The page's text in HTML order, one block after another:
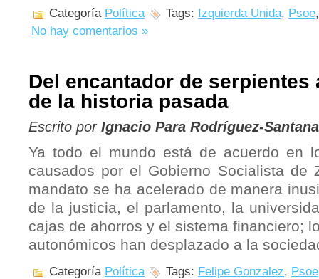
Categoría Política Tags: Izquierda Unida, Psoe
No hay comentarios »
Del encantador de serpientes
de la historia pasada
Escrito por Ignacio Para Rodríguez-Santana
Ya todo el mundo está de acuerdo en
causados por el Gobierno Socialista de
mandato se ha acelerado de manera
de la justicia, el parlamento, la
cajas de ahorros y el sistema financiero;
autonómicos han desplazado a la
Categoría Política Tags: Felipe Gonzalez, Psoe